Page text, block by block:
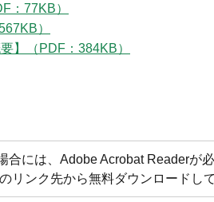
：77KB）
）
】（PDF：384KB）
合には、Adobe Acrobat Readerが
リンク先から無料ダウンロードし